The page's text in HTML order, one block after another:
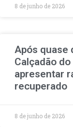
8 de junho de 2026
Após quase
Calçadão
apresentar
recuperado
8 de junho de 2026